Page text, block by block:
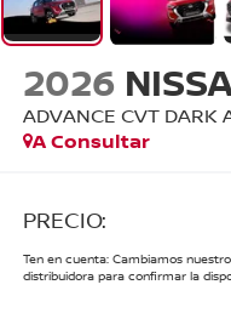
2026
ADVANCE CVT DARK
A Consultar
PRECIO:
Ten en cuenta: Cambiamos
distribuidora para confirmar la